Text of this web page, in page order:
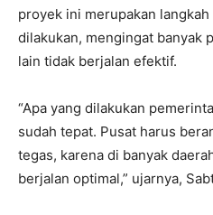
proyek ini merupakan
dilakukan, mengingat banyak
lain tidak berjalan efektif.
“Apa yang dilakukan
sudah tepat. Pusat harus
tegas, karena di banyak
berjalan optimal,” ujarnya,